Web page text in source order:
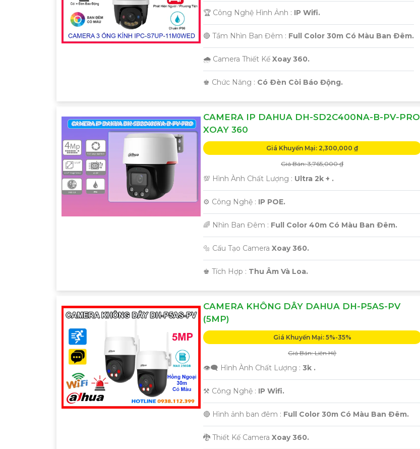
🏆 Công Nghệ Hình Ảnh : IP Wifi.
🔴 Tầm Nhìn Ban Đêm : Full Color 30m Có Màu Ban Ðêm.
🌧️ Camera Thiết Kế Xoay 360.
️♚ Chức Năng : Có Ðèn Còi Báo Động.
CAMERA IP DAHUA DH-SD2C400NA-B-PV-PRO
XOAY 360
Giá Khuyến Mại: 2,300,000 ₫
Giá Bán: 3,765,000 ₫
💯 Hình Ành Chất Lượng : Ultra 2k + .
⚙ Công Nghệ : IP POE.
🌈 Nhìn Ban Đêm : Full Color 40m Có Màu Ban Ðêm.
🔩 Cấu Tạo Camera Xoay 360.
️♚ Tích Hợp : Thu Âm Và Loa.
CAMERA KHÔNG DÂY DAHUA DH-P5AS-PV
(5MP)
Giá Khuyến Mại: 5%-35%
Giá Bán: Liên Hệ
👁️‍🗨 Hình Ành Chất Lượng : 3k .
⚒ Công Nghệ : IP Wifi.
🔴 Hình ảnh ban đêm : Full Color 30m Có Màu Ban Ðêm.
🐉️ Thiết Kế Camera Xoay 360.